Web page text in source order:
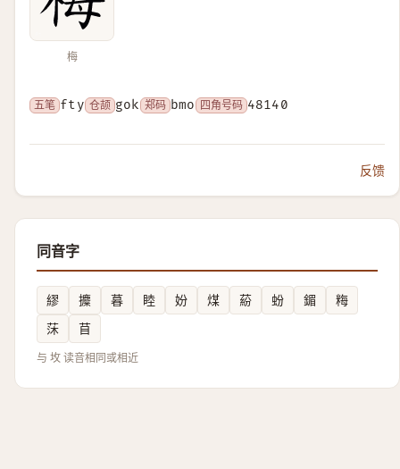
梅
五笔 fty 仓颉 gok 郑码 bmo 四角号码 48140
反馈
同音字
繆 攗 暮 睦 妢 煤 蒶 蚡 鎇
䊈
莯
苜
与 坆 读音相同或相近